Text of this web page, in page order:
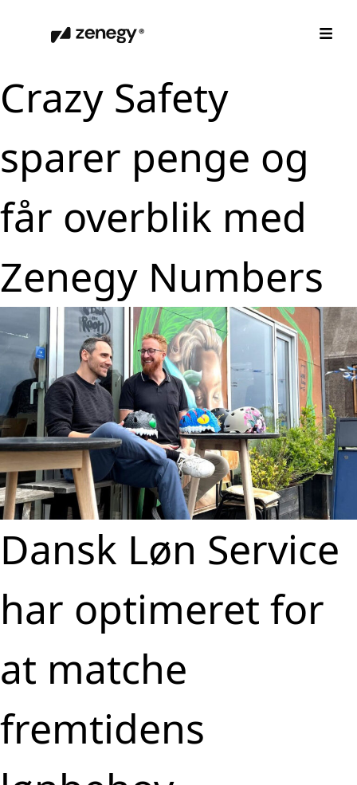
Crazy Safety
sparer penge og
får overblik med
Zenegy Numbers
Dansk Løn Service
har optimeret for
at matche
fremtidens